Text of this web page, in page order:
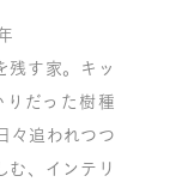
残す家。キッ
だった樹種
々追われつつ
む、インテリ